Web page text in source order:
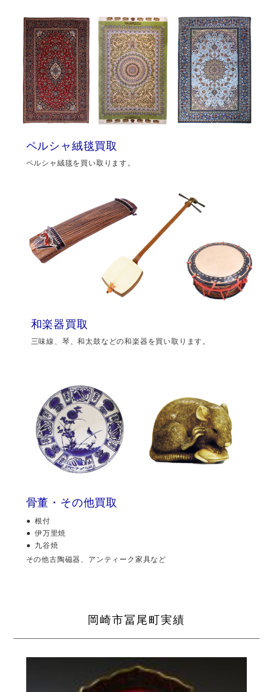
ペルシャ絨毯買取
ペルシャ絨毯を買い取ります。
和楽器買取
三味線、琴、和太鼓などの和楽器を買い取ります。
骨董・その他買取
根付
伊万里焼
九谷焼
その他古陶磁器、アンティーク家具など
岡崎市冨尾町実績